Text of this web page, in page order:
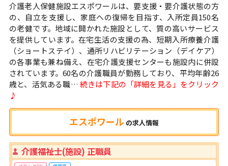
介護老人保健施設エスポワールは、要支援・要介護状態の方
の、自立を支援し、家庭への復帰を目指す、入所定員150名
の老健です。地域に開かれた施設として、質の高いサービス
を提供しています。在宅生活の支援の為、短期入所療養介護
（ショートステイ）、通所リハビリテーション（デイケア）
の各事業も兼ね備え、在宅介護支援センターも施設内に併設
されています。60名の介護職員が勤務しており、平均年齢26
歳と、活気ある職… 続きは下記の「詳細を見る」をクリック
♪
エスポワール の求人情報
介護福祉士(施設) 正職員